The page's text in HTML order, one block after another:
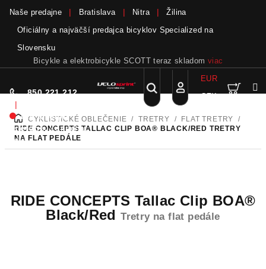
obsah
Naše predajne Bratislava Nitra
Žilina
Oficiálny a najväčší predajca bicyklov Specialized na
Slovensku
Bicykle a elektrobicykle SCOTT teraz skladom viac
850 221 212
|
Nie sme pri
telefóne.Zanechať
odkaz
Hľadať
Prihlásenie
EUR
CZK
DOMOVCYKLISTICKÉ OBLEČENIE / TRETRY / FLAT TRETRY
/
RIDE CONCEPTS TALLAC CLIP BOA® BLACK/RED TRETRY
NA FLAT PEDÁLE
RIDE CONCEPTS Tallac Clip BOA®
Black/RedTretry na flat pedále